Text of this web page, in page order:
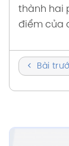
thành hai
điểm của
Bài